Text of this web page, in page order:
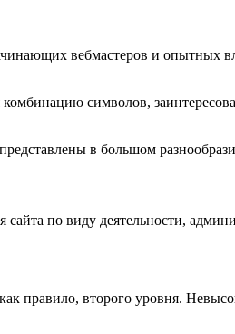
вебмастеров и опытных
символов,
в большом
по виду деятельности,
правило, второго уровня.